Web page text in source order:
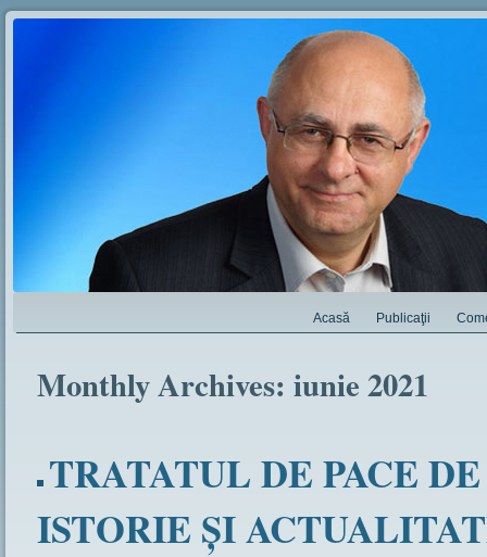
Acasă Publicaţii
Monthly Archives: iunie 2021
TRATATUL DE PACE
ISTORIE ȘI